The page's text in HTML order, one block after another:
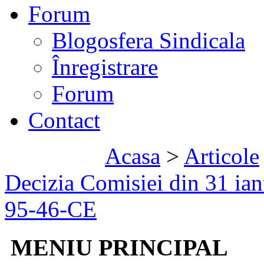
Forum
Blogosfera Sindicala
Înregistrare
Forum
Contact
Acasa > Articole
Decizia Comisiei din 31
95-46-CE
MENIU PRINCIPAL